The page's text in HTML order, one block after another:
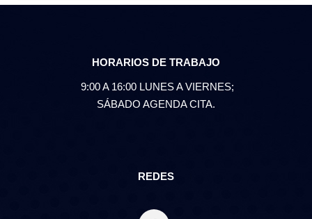
HORARIOS DE TRABAJO
9:00 A 16:00 LUNES A VIERNES;
SÁBADO AGENDA CITA.
REDES